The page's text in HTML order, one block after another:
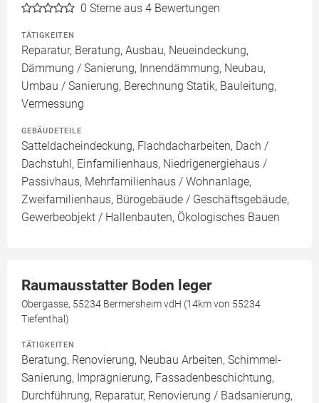
0 Sterne aus 4 Bewertungen
TÄTIGKEITEN
Reparatur, Beratung, Ausbau, Neueindeckung,
Dämmung / Sanierung, Innendämmung, Neubau,
Umbau / Sanierung, Berechnung Statik, Bauleitung,
Vermessung
GEBÄUDETEILE
Satteldacheindeckung, Flachdacharbeiten, Dach /
Dachstuhl, Einfamilienhaus, Niedrigenergiehaus /
Passivhaus, Mehrfamilienhaus / Wohnanlage,
Zweifamilienhaus, Bürogebäude / Geschäftsgebäude,
Gewerbeobjekt / Hallenbauten, Ökologisches Bauen
Raumausstatter Boden leger
Obergasse, 55234 Bermersheim vdH (14km von 55234
Tiefenthal)
TÄTIGKEITEN
Beratung, Renovierung, Neubau Arbeiten, Schimmel-
Sanierung, Imprägnierung, Fassadenbeschichtung,
Durchführung, Reparatur, Renovierung / Badsanierung,